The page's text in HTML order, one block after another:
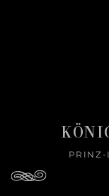
PRINZ-